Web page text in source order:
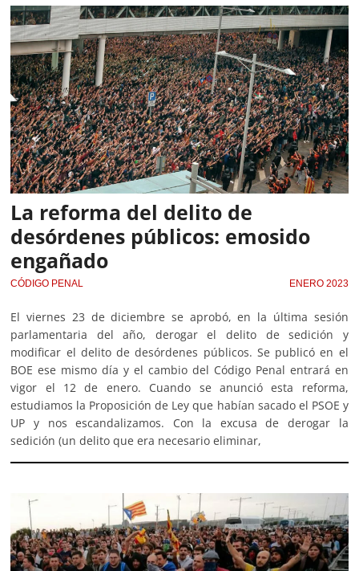
La reforma del delito de
desórdenes públicos: emosido
engañado
CÓDIGO PENAL ENERO 2023
El viernes 23 de diciembre se aprobó, en la última sesión
parlamentaria del año, derogar el delito de sedición y
modificar el delito de desórdenes públicos. Se publicó en el
BOE ese mismo día y el cambio del Código Penal entrará en
vigor el 12 de enero. Cuando se anunció esta reforma,
estudiamos la Proposición de Ley que habían sacado el PSOE y
UP y nos escandalizamos. Con la excusa de derogar la
sedición (un delito que era necesario eliminar,